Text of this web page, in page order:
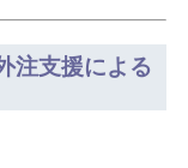
注支援による